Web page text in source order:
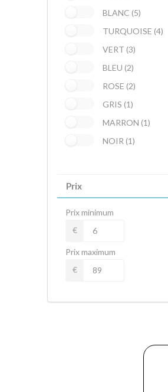
BLANC (5)
TURQUOISE (4)
VERT (3)
BLEU (2)
ROSE (2)
GRIS (1)
MARRON (1)
NOIR (1)
Prix
Prix minimum
€
Prix maximum
€